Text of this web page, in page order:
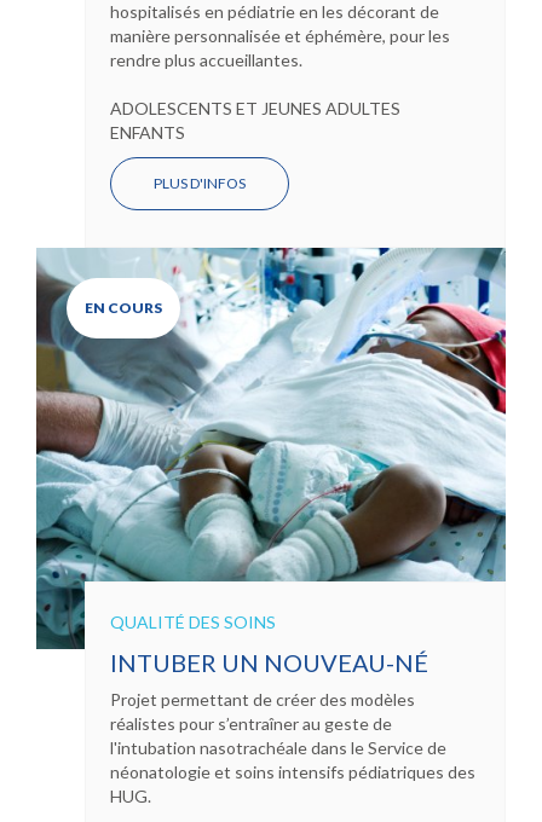
hospitalisés en pédiatrie en les décorant de
manière personnalisée et éphémère, pour les
rendre plus accueillantes.
ADOLESCENTS ET JEUNES ADULTES
ENFANTS
PLUS D'INFOS
EN COURS
QUALITÉ DES SOINS
INTUBER UN NOUVEAU-NÉ
Projet permettant de créer des modèles
réalistes pour s’entraîner au geste de
l'intubation nasotrachéale dans le Service de
néonatologie et soins intensifs pédiatriques des
HUG.